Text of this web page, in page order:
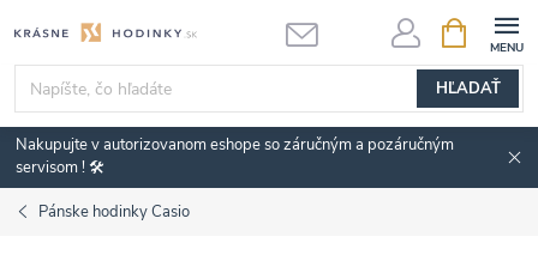
na
obsah
HĽADAŤ
KOŠÍK
Nakupujte v autorizovanom eshope so záručným a pozáručným
servisom ! 🛠️
Pánske hodinky Casio